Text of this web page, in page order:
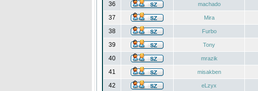
36
machado
37
Mira
38
Furbo
39
Tony
40
mrazik
41
misakben
42
eLzyx